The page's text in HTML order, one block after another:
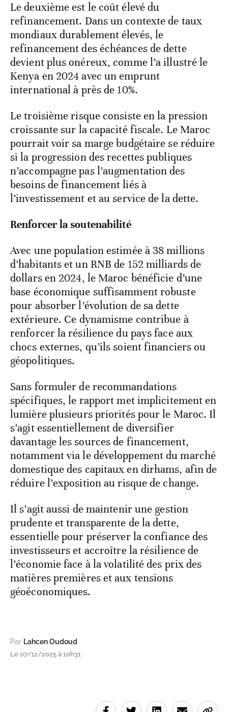
Le deuxième est le coût élevé du
refinancement. Dans un contexte de taux
mondiaux durablement élevés, le
refinancement des échéances de dette
devient plus onéreux, comme l’a illustré le
Kenya en 2024 avec un emprunt
international à près de 10%.
Le troisième risque consiste en la pression
croissante sur la capacité fiscale. Le Maroc
pourrait voir sa marge budgétaire se réduire
si la progression des recettes publiques
n’accompagne pas l’augmentation des
besoins de financement liés à
l’investissement et au service de la dette.
Renforcer la soutenabilité
Avec une population estimée à 38 millions
d’habitants et un RNB de 152 milliards de
dollars en 2024, le Maroc bénéficie d’une
base économique suffisamment robuste
pour absorber l’évolution de sa dette
extérieure. Ce dynamisme contribue à
renforcer la résilience du pays face aux
chocs externes, qu’ils soient financiers ou
géopolitiques.
Sans formuler de recommandations
spécifiques, le rapport met implicitement en
lumière plusieurs priorités pour le Maroc. Il
s’agit essentiellement de diversifier
davantage les sources de financement,
notamment via le développement du marché
domestique des capitaux en dirhams, afin de
réduire l’exposition au risque de change.
Il s’agit aussi de maintenir une gestion
prudente et transparente de la dette,
essentielle pour préserver la confiance des
investisseurs et accroître la résilience de
l’économie face à la volatilité des prix des
matières premières et aux tensions
géoéconomiques.
Par Lahcen Oudoud
Le 07/12/2025 à 10h31